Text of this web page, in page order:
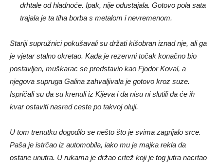
drhtale od hladnoće. Ipak, nije odustajala. Gotovo pola sata
trajala je ta tiha borba s metalom i nevremenom.
Stariji supružnici pokušavali su držati kišobran iznad nje, ali ga
je vjetar stalno okretao. Kada je rezervni točak konačno bio
postavljen, muškarac se predstavio kao Fjodor Koval, a
njegova supruga Galina zahvaljivala je gotovo kroz suze.
Ispričali su da su krenuli iz Kijeva i da nisu ni slutili da će ih
kvar ostaviti nasred ceste po takvoj oluji.
U tom trenutku dogodilo se nešto što je svima zagrijalo srce.
Paša je istrčao iz automobila, iako mu je majka rekla da
ostane unutra. U rukama je držao crtež koji je tog jutra nacrtao